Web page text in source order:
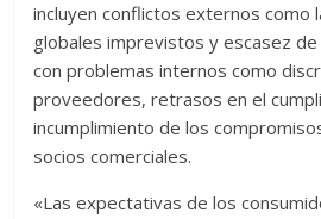
incluyen conflictos externos como
globales imprevistos y escasez
con problemas internos como
proveedores, retrasos en el
incumplimiento de los
socios comerciales.
«Las expectativas de los